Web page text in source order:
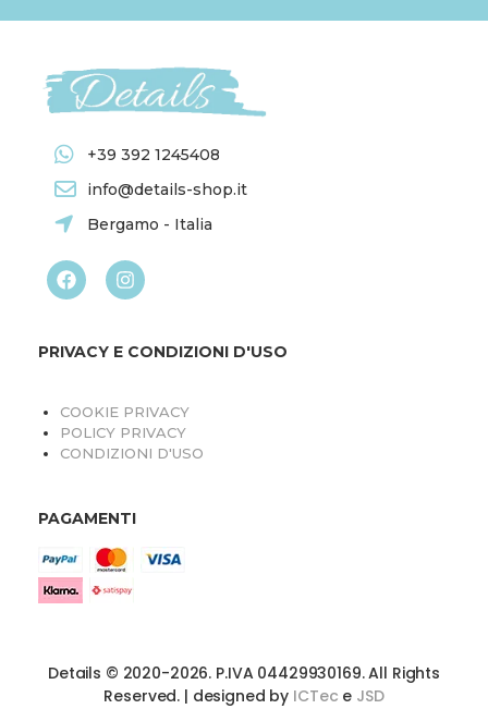
+39 392 1245408
info@details-shop.it
Bergamo - Italia
PRIVACY E CONDIZIONI D'USO
COOKIE PRIVACY
POLICY PRIVACY
CONDIZIONI D'USO
PAGAMENTI
Details © 2020-2026. P.IVA 04429930169. All Rights
Reserved. | designed by ICTec e JSD